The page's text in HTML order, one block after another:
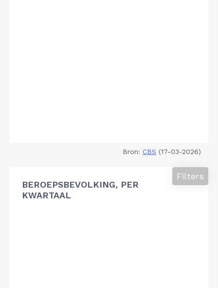
Bron: CBS (17-03-2026)
BEROEPSBEVOLKING, PER
KWARTAAL
Filters